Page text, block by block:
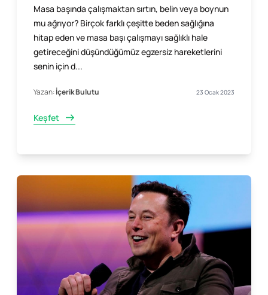
Masa başında çalışmaktan sırtın, belin veya boynun
mu ağrıyor? Birçok farklı çeşitte beden sağlığına
hitap eden ve masa başı çalışmayı sağlıklı hale
getireceğini düşündüğümüz egzersiz hareketlerini
senin için d...
Yazan:İçerik Bulutu 23 Ocak 2023
Keşfet